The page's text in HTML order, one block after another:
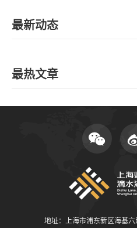
最新动态
最热文章
地址：上海市浦东新区海基